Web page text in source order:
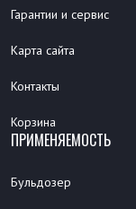
Гарантии и сервис
Карта сайта
Контакты
Корзина
ПРИМЕНЯЕМОСТЬ
Бульдозер